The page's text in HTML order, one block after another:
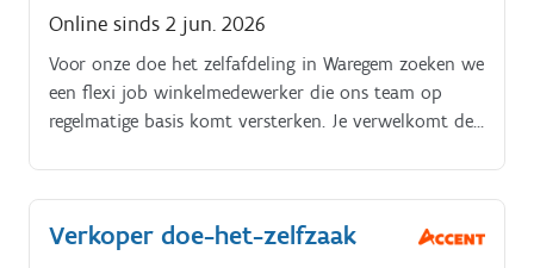
Online sinds 2 jun. 2026
Voor onze doe het zelfafdeling in Waregem zoeken we
een flexi job winkelmedewerker die ons team op
regelmatige basis komt versterken. Je verwelkomt de
de weg naar de juiste materialen.
Verkoper doe-het-zelfzaak